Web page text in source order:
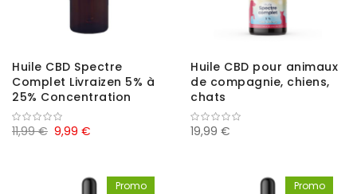
Huile CBD Spectre
Complet Livraizen 5% à
25% Concentration
Cannabidiol
9,99 €
11,99 €
Huile CBD pour animaux
de compagnie, chiens,
chats
19,99 €
Promo Promo